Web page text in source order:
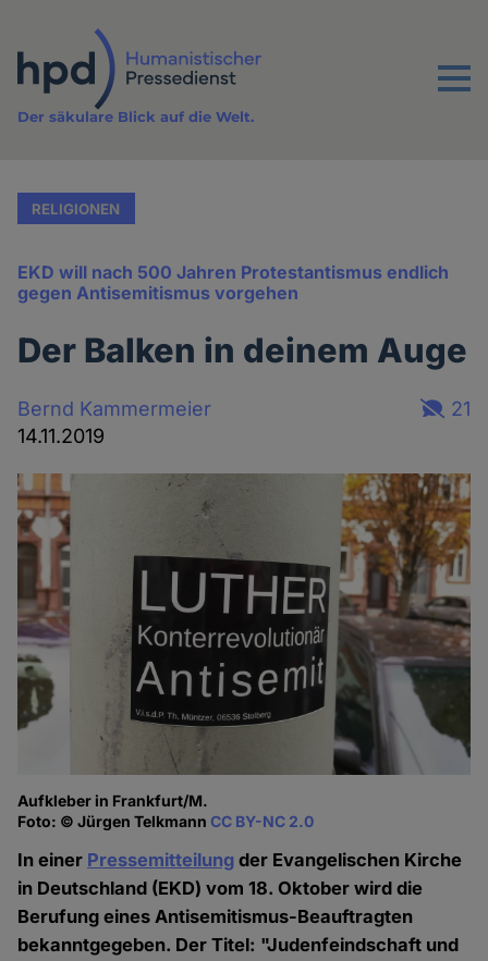
Inhalt
Menu
Der säkulare Blick auf die Welt.
RELIGIONEN
EKD will nach 500 Jahren Protestantismus endlich
gegen Antisemitismus vorgehen
Der Balken in deinem Auge
Bernd Kammermeier
14.11.2019
21
Aufkleber in Frankfurt/M.
Foto: © Jürgen TelkmannCC BY-NC 2.0
In einer Pressemitteilung der Evangelischen Kirche
in Deutschland (EKD) vom 18. Oktober wird die
Berufung eines Antisemitismus-Beauftragten
bekanntgegeben. Der Titel: "Judenfeindschaft und